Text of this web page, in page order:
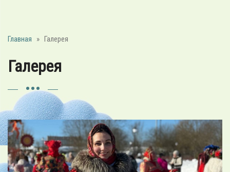
Главная » Галерея
Галерея